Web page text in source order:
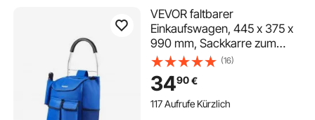
VEVOR faltbarer
Einkaufswagen, 445 x 375 x
990 mm, Sackkarre zum
Treppensteigen mit 6
Rädern,
Aufbewahrungstasche aus
Oxford-Stoff, zum Einkaufen,
(16)
3490€
117 Aufrufe Kürzlich